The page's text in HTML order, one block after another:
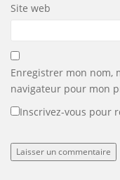
Site web
Enregistrer mon nom,
navigateur pour mon
Inscrivez-vous pour